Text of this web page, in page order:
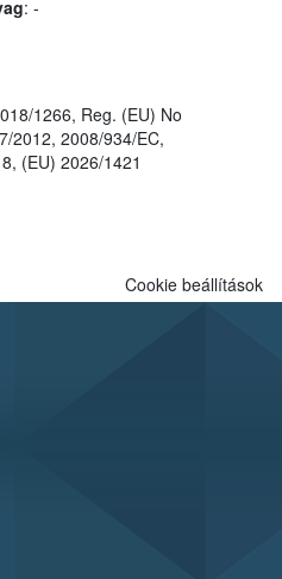
: -
1266, Reg. (EU) No
2012, 2008/934/EC,
2023/918, (EU) 2026/1421
Cookie beállítások